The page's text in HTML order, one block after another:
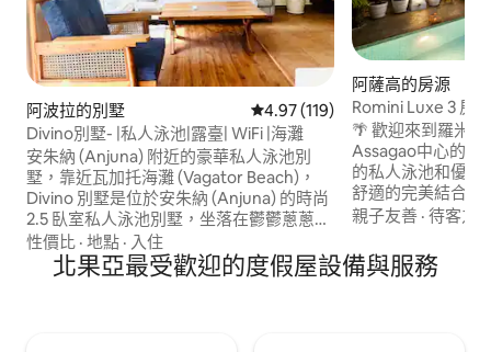
阿波拉的別墅 從 119 則評價中獲得 4.97 的平
4.97 (119)
Divino別墅- |私人泳池|露臺| WiFi |海灘
安朱納 (Anjuna) 附近的豪華私人泳池別
墅，靠近瓦加托海灘 (Vagator Beach)，
Divino 別墅是位於安朱納 (Anjuna) 的時尚
2.5 臥室私人泳池別墅，坐落在鬱鬱蔥蔥、
寧靜的綠化帶中，但距離果阿 (Goa) 最熱
門的咖啡廳、海灘和夜生活場所僅幾分鐘
路程。 這棟明亮的別墅位於北果亞 (North
性價比 · 地點 · 入住
阿薩高的房源
Romini Luxe 3 房
蘭海灘 15 分鐘
🌴 歡迎來到羅米尼
Assagao中心的迷人三
的私人泳池和優雅
舒適的完美結合。 位置： 🍸 開車5分鐘
即可抵達Izumi、
可抵達Raeeth、
等 無論您是來這裡放鬆身心還是探索北果
親子友善 ·待客之
北果亞最受歡迎的度假屋設備與服務